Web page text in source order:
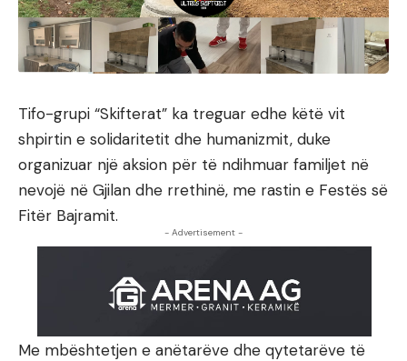
Tifo-grupi “Skifterat” ka treguar edhe këtë vit
shpirtin e solidaritetit dhe humanizmit, duke
organizuar një aksion për të ndihmuar familjet në
nevojë në Gjilan dhe rrethinë, me rastin e Festës së
Fitër Bajramit.
- Advertisement -
Me mbështetjen e anëtarëve dhe qytetarëve të